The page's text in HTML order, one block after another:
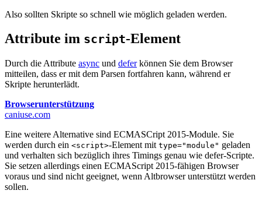
Also sollten Skripte so schnell wie möglich geladen werden.
Attribute im script-Element
Durch die Attribute async und deferkönnen Sie dem Browser
mitteilen, dass er mit dem Parsen fortfahren kann, während er
Skripte herunterlädt.
Browserunterstützung
caniuse.com
Eine weitere Alternative sind ECMASCript 2015-Module. Sie
werden durch ein <script>-Element mit type="module" geladen
und verhalten sich bezüglich ihres Timings genau wie defer-Scripte.
Sie setzen allerdings einen ECMAScript 2015-fähigen Browser
voraus und sind nicht geeignet, wenn Altbrowser unterstützt werden
sollen.